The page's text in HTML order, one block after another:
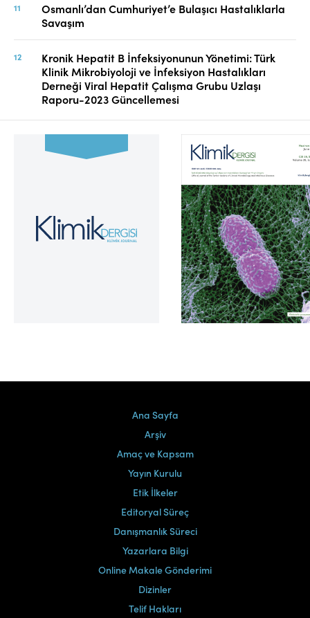
Osmanlı’dan Cumhuriyet’e Bulaşıcı Hastalıklarla
Savaşım
Kronik Hepatit B İnfeksiyonunun Yönetimi: Türk
Klinik Mikrobiyoloji ve İnfeksiyon Hastalıkları
Derneği Viral Hepatit Çalışma Grubu Uzlaşı
Raporu-2023 Güncellemesi
Cilt 39, Sayı 2
Ana Sayfa
Arşiv
Amaç ve Kapsam
Yayın Kurulu
Etik İlkeler
Editoryal Süreç
Danışmanlık Süreci
Yazarlara Bilgi
Online Makale Gönderimi
Dizinler
Telif Hakları